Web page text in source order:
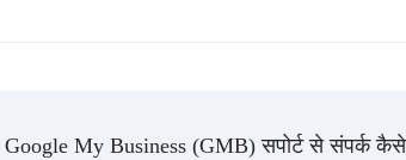
Google My Business (GMB) सपोर्ट से संपर्क कैसे